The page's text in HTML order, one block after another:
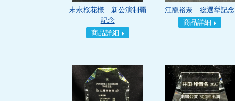
末永桜花様 新公演制覇
記念
商品詳細
江籠裕奈 総選挙記念
商品詳細